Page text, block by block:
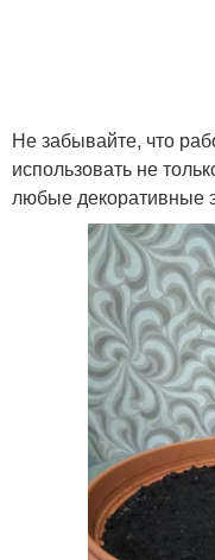
Не забывайте, что
использовать не
любые декоративные